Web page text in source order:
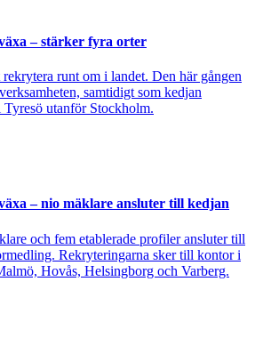
– stärker fyra orter
runt om i landet. Den här gången
samtidigt som kedjan
utanför Stockholm.
– nio mäklare ansluter till kedjan
och fem etablerade profiler ansluter till
Rekryteringarna sker till kontor i
Hovås, Helsingborg och Varberg.